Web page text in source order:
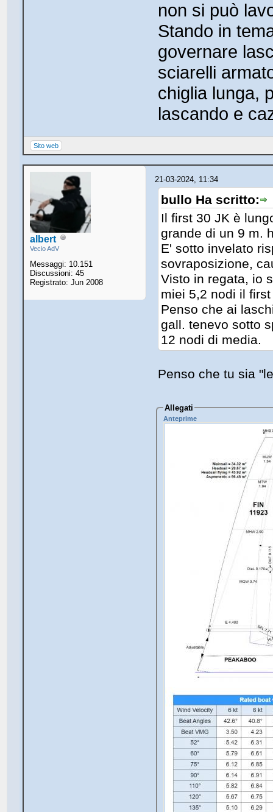
non si può
Stando in
governare
sciarelli
chiglia lunga,
lascando e
Sito web
albert
Vecio AdV
Messaggi: 10.151
Discussioni: 45
Registrato: Jun 2008
21-03-2024, 11:34
bullo Ha scritto:
Il first 30 JK è
grande di un 9 m.
E' sotto invelato
sovraposizione,
Visto in regata, io
miei 5,2 nodi il
Penso che ai
gall. tenevo sotto
12 nodi di media.
Penso che tu sia
Allegati
Anteprime